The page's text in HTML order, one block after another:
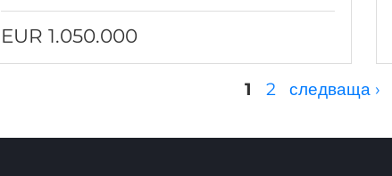
EUR 1.050.000
1 2 следваща ›